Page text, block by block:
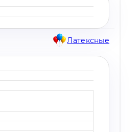
Латексные